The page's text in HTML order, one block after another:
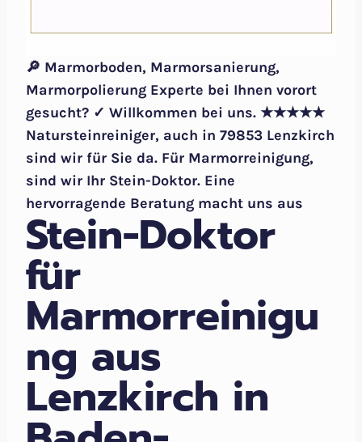
🔎 Marmorboden, Marmorsanierung,
Marmorpolierung Experte bei Ihnen vorort
gesucht? ✓ Willkommen bei uns. ★★★★★
Natursteinreiniger, auch in 79853 Lenzkirch
sind wir für Sie da. Für Marmorreinigung,
sind wir Ihr Stein-Doktor. Eine
hervorragende Beratung macht uns aus
Stein-Doktor
für
Marmorreinigu
ng aus
Lenzkirch in